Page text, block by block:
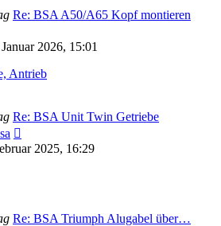
Re: BSA A50/A65 Kopf montieren
2026, 15:01
Antrieb
Re: BSA Unit Twin Getriebe
Beitrag
2025, 16:29
Re: BSA Triumph Alugabel über…